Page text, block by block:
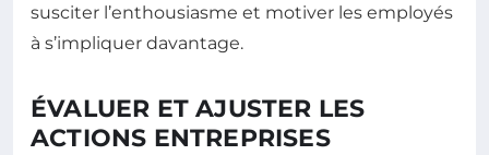
susciter l’enthousiasme et motiver les employés
à s’impliquer davantage.
ÉVALUER ET AJUSTER LES
ACTIONS ENTREPRISES